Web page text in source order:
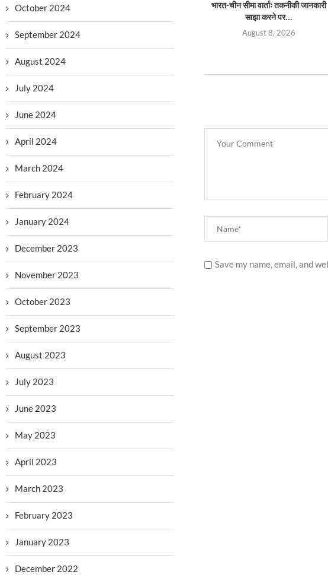
भारत-चीन सीमा वार्ताः तकनीकी जानकारी
साझा करने पर...
August 8, 2026
Save my name, email, and
October 2024
September 2024
August 2024
July 2024
June 2024
April 2024
March 2024
February 2024
January 2024
December 2023
November 2023
October 2023
September 2023
August 2023
July 2023
June 2023
May 2023
April 2023
March 2023
February 2023
January 2023
December 2022